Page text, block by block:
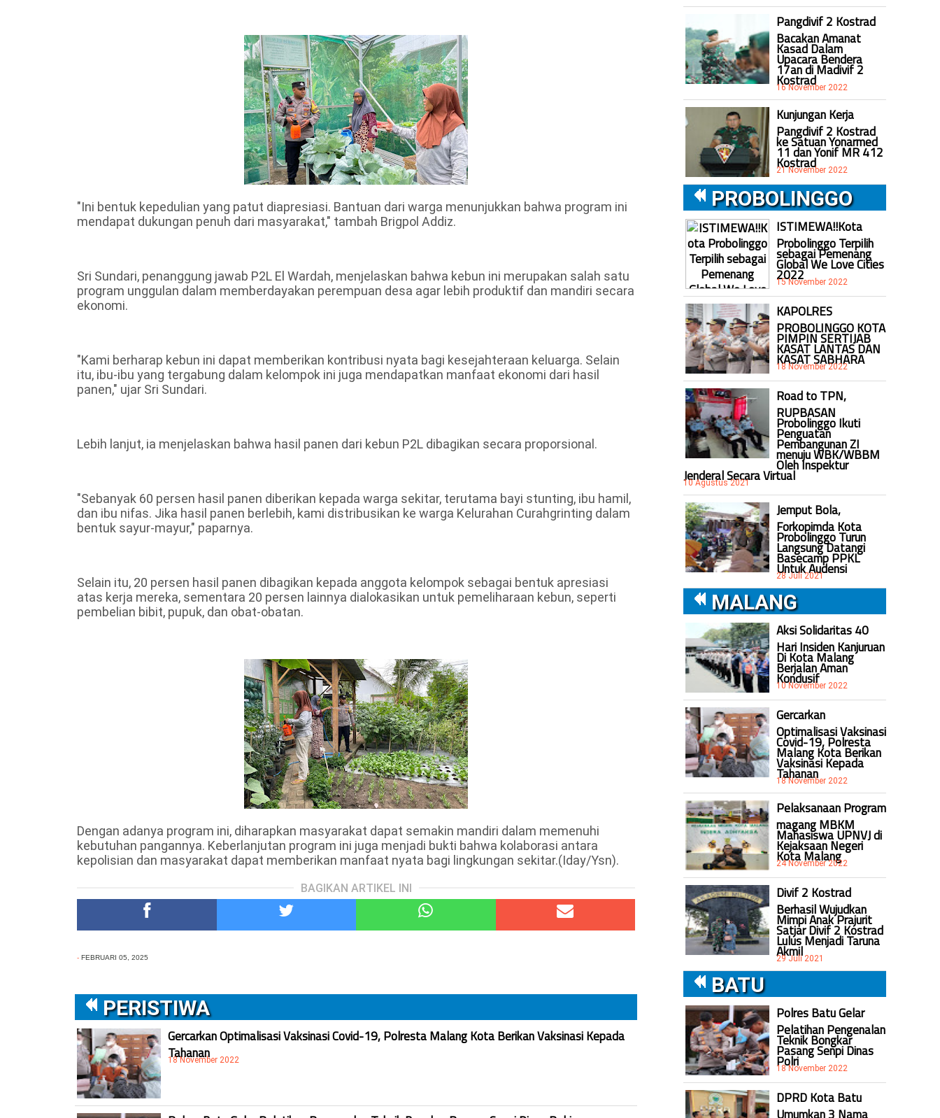
"Ini bentuk kepedulian yang patut diapresiasi. Bantuan dari warga menunjukkan bahwa program ini
mendapat dukungan penuh dari masyarakat," tambah Brigpol Addiz.
Sri Sundari, penanggung jawab P2L El Wardah, menjelaskan bahwa kebun ini merupakan salah satu
program unggulan dalam memberdayakan perempuan desa agar lebih produktif dan mandiri secara
ekonomi.
"Kami berharap kebun ini dapat memberikan kontribusi nyata bagi kesejahteraan keluarga. Selain
itu, ibu-ibu yang tergabung dalam kelompok ini juga mendapatkan manfaat ekonomi dari hasil
panen," ujar Sri Sundari.
Lebih lanjut, ia menjelaskan bahwa hasil panen dari kebun P2L dibagikan secara proporsional.
"Sebanyak 60 persen hasil panen diberikan kepada warga sekitar, terutama bayi stunting, ibu hamil,
dan ibu nifas. Jika hasil panen berlebih, kami distribusikan ke warga Kelurahan Curahgrinting dalam
bentuk sayur-mayur," paparnya.
Selain itu, 20 persen hasil panen dibagikan kepada anggota kelompok sebagai bentuk apresiasi
atas kerja mereka, sementara 20 persen lainnya dialokasikan untuk pemeliharaan kebun, seperti
pembelian bibit, pupuk, dan obat-obatan.
Dengan adanya program ini, diharapkan masyarakat dapat semakin mandiri dalam memenuhi
kebutuhan pangannya. Keberlanjutan program ini juga menjadi bukti bahwa kolaborasi antara
kepolisian dan masyarakat dapat memberikan manfaat nyata bagi lingkungan sekitar.(Iday/Ysn).
BAGIKAN ARTIKEL INI
- FEBRUARI 05, 2025
PERISTIWA
Gercarkan Optimalisasi Vaksinasi Covid-19, Polresta Malang Kota Berikan Vaksinasi Kepada
Tahanan
18 November 2022
Pangdivif 2 Kostrad
Bacakan Amanat
Kasad Dalam
Upacara Bendera
17an di Madivif 2
Kostrad
16 November 2022
Kunjungan Kerja
Pangdivif 2 Kostrad
ke Satuan Yonarmed
11 dan Yonif MR 412
Kostrad
21 November 2022
PROBOLINGGO
ISTIMEWA!!Kota
Probolinggo Terpilih
sebagai Pemenang
Global We Love Cities
2022
15 November 2022
KAPOLRES
PROBOLINGGO KOTA
PIMPIN SERTIJAB
KASAT LANTAS DAN
KASAT SABHARA
18 November 2022
Road to TPN,
RUPBASAN
Probolinggo Ikuti
Penguatan
Pembangunan ZI
menuju WBK/WBBM
Oleh Inspektur
Jenderal Secara Virtual
10 Agustus 2021
Jemput Bola,
Forkopimda Kota
Probolinggo Turun
Langsung Datangi
Basecamp PPKL
Untuk Audensi
28 Juli 2021
MALANG
Aksi Solidaritas 40
Hari Insiden Kanjuruan
Di Kota Malang
Berjalan Aman
Kondusif
10 November 2022
Gercarkan
Optimalisasi Vaksinasi
Covid-19, Polresta
Malang Kota Berikan
Vaksinasi Kepada
Tahanan
18 November 2022
Pelaksanaan Program
magang MBKM
Mahasiswa UPNVJ di
Kejaksaan Negeri
Kota Malang
24 November 2022
Divif 2 Kostrad
Berhasil Wujudkan
Mimpi Anak Prajurit
Satjar Divif 2 Kostrad
Lulus Menjadi Taruna
Akmil
29 Juli 2021
BATU
Polres Batu Gelar
Pelatihan Pengenalan
Teknik Bongkar
Pasang Senpi Dinas
Polri
18 November 2022
DPRD Kota Batu
Umumkan 3 Nama